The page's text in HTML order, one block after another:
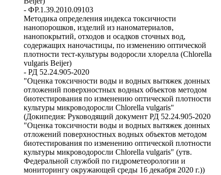
- ФР.1.39.2010.09103
Методика определения индекса токсичности
нанопорошков, изделий из наноматериалов,
нанопокрытий, отходов и осадков сточных вод,
содержащих наночастицы, по изменению оптической
плотности тест-культуры водоросли хлорелла (Chlorella
vulgaris Beijer)
- РД 52.24.905-2020
"Оценка токсичности воды и водных вытяжек донных
отложений поверхностных водных объектов методом
биотестирования по изменению оптической плотности
культуры микроводоросли Chlorella vulgaris"
(Докипедия: Руководящий документ РД 52.24.905-2020
"Оценка токсичности воды и водных вытяжек донных
отложений поверхностных водных объектов методом
биотестирования по изменению оптической плотности
культуры микроводоросли Chlorella vulgaris" (утв.
Федеральной службой по гидрометеорологии и
мониторингу окружающей среды 16 декабря 2020 г.))